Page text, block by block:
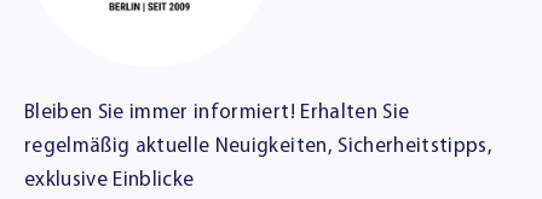
Bleiben Sie immer informiert! Erhalten Sie
regelmäßig aktuelle Neuigkeiten, Sicherheitstipps,
exklusive Einblicke